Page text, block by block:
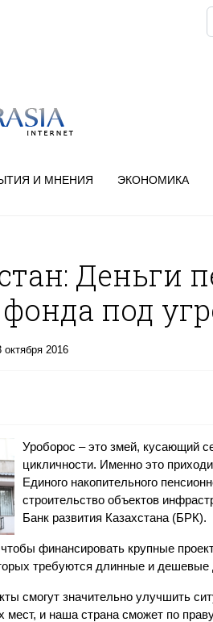
И МНЕНИЯ ЭКОНОМИКА
Деньги
фонда под
октября 2016
Уроборос – это змей, кусающий
цикличности. Именно это
Единого накопительного
строительство объектов
Банк развития Казахстана (БРК).
финансировать крупные
требуются длинные и дешевые
смогут значительно улучшить
мест, и наша страна сможет по